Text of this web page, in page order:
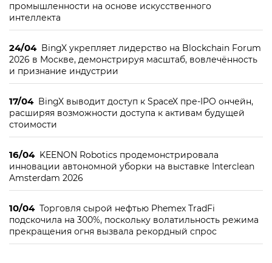
промышленности на основе искусственного
интеллекта
24/04 BingX укрепляет лидерство на Blockchain Forum
2026 в Москве, демонстрируя масштаб, вовлечённость
и признание индустрии
17/04 BingX выводит доступ к SpaceX пре-IPO ончейн,
расширяя возможности доступа к активам будущей
стоимости
16/04 KEENON Robotics продемонстрировала
инновации автономной уборки на выставке Interclean
Amsterdam 2026
10/04 Торговля сырой нефтью Phemex TradFi
подскочила на 300%, поскольку волатильность режима
прекращения огня вызвала рекордный спрос